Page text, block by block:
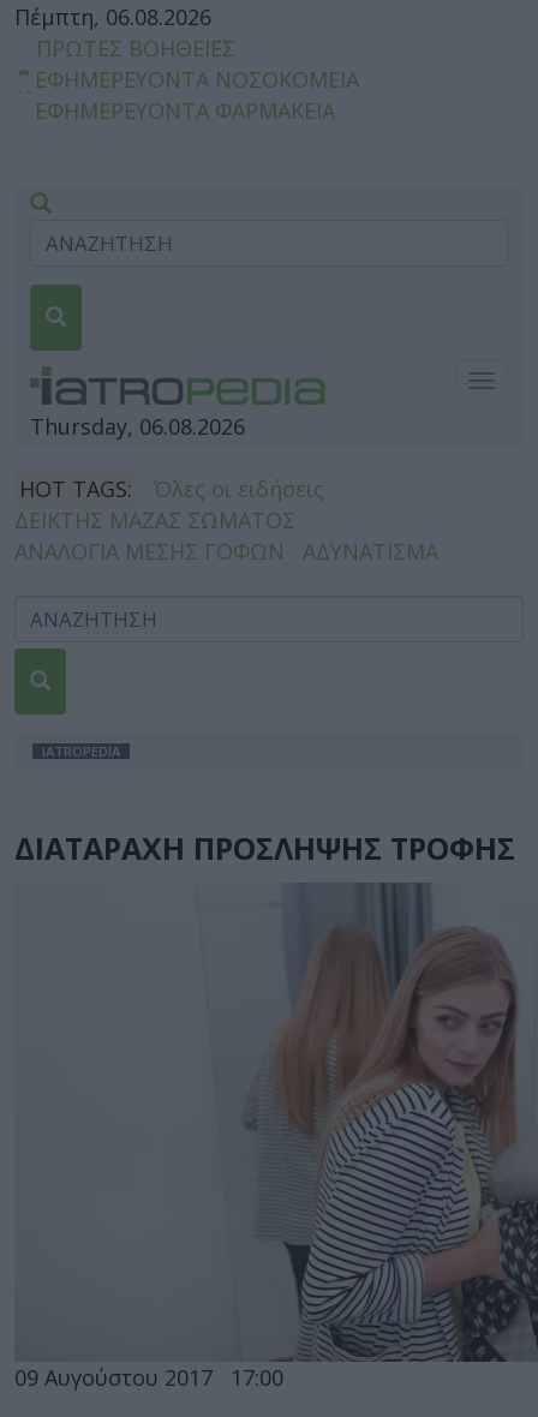
Πέμπτη, 06.08.2026
ΠΡΩΤΕΣ ΒΟΗΘΕΙΕΣ
ΕΦΗΜΕΡΕΥΟΝΤΑ ΝΟΣΟΚΟΜΕΙΑ
ΕΦΗΜΕΡΕΥΟΝΤΑ ΦΑΡΜΑΚΕΙΑ
Thursday, 06.08.2026
HOT TAGS:
Όλες οι ειδήσεις
ΔΕΙΚΤΗΣ ΜΑΖΑΣ ΣΩΜΑΤΟΣ
ΑΝΑΛΟΓΙΑ ΜΕΣΗΣ ΓΟΦΩΝ
ΑΔΥΝΑΤΙΣΜΑ
IATROPEDIA
ΔΙΑΤΑΡΑΧΗ ΠΡΟΣΛΗΨΗΣ ΤΡΟΦΗΣ
09 Αυγούστου 2017 17:00